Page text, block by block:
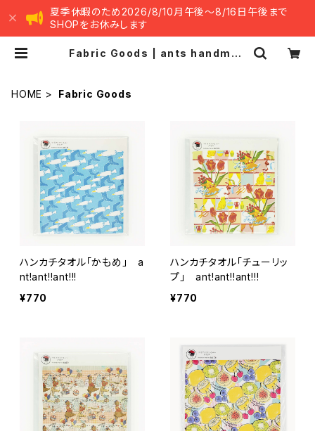
夏季休暇のため2026/8/10月午後～8/16日午後まで
SHOPをお休みします
Fabric Goods | ants handmad
HOME
Fabric Goods
ハンカチタオル「かもめ」 a
nt!ant!!ant!!!
¥770
ハンカチタオル「チューリッ
プ」 ant!ant!!ant!!!
¥770